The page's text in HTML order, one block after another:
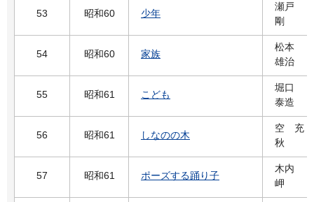
53 昭和60 少年
瀬戸
剛
54 昭和60 家族
松本
雄治
55 昭和61 こども
堀口
泰造
56 昭和61 しなのの木
空 充
秋
57 昭和61 ポーズする踊り子
木内
岬